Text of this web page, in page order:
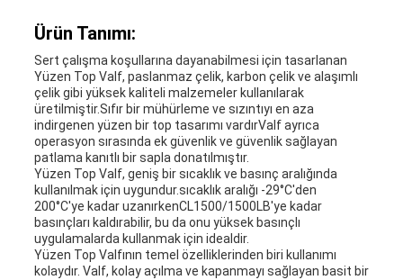
SITEMAP
PRIVACY
POLICY
Ürün Tanımı:
Sert çalışma koşullarına dayanabilmesi için tasarlanan
Yüzen Top Valf, paslanmaz çelik, karbon çelik ve alaşımlı
çelik gibi yüksek kaliteli malzemeler kullanılarak
üretilmiştir.Sıfır bir mühürleme ve sızıntıyı en aza
indirgenen yüzen bir top tasarımı vardırValf ayrıca
operasyon sırasında ek güvenlik ve güvenlik sağlayan
patlama kanıtlı bir sapla donatılmıştır.
Yüzen Top Valf, geniş bir sıcaklık ve basınç aralığında
kullanılmak için uygundur.sıcaklık aralığı -29°C'den
200°C'ye kadar uzanırkenCL1500/1500LB'ye kadar
basınçları kaldırabilir, bu da onu yüksek basınçlı
uygulamalarda kullanmak için idealdir.
Yüzen Top Valfının temel özelliklerinden biri kullanımı
kolaydır. Valf, kolay açılma ve kapanmayı sağlayan basit bir